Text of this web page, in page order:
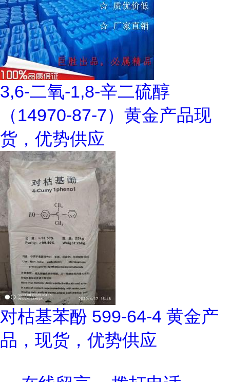
3,6-二氧-1,8-辛二硫醇
（14970-87-7）黄金产品现
货，优势供应
对枯基苯酚 599-64-4 黄金产
品，现货，优势供应